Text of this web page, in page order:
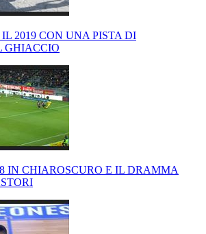
2019 CON UNA PISTA DI
GHIACCIO
IN CHIAROSCURO E IL DRAMMA